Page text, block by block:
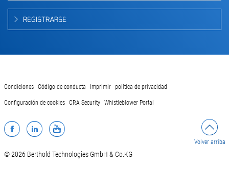
REGISTRARSE
Condiciones Código de conducta Imprimir política de privacidad
Configuración de cookies CRA Security Whistleblower Portal
Facebook
LinkedInYouTube
Volver arriba
© 2026 Berthold Technologies GmbH & Co.KG